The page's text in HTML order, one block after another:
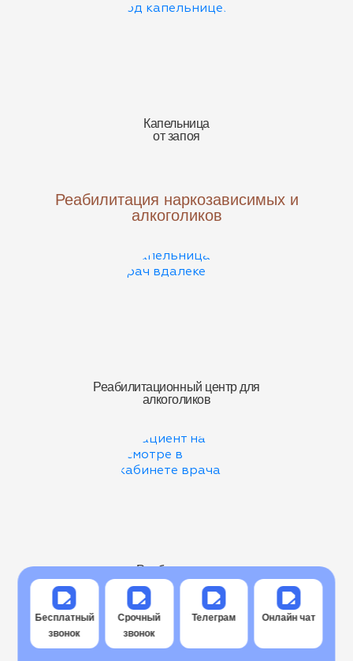
Капельница
от запоя
Реабилитация наркозависимых и
алкоголиков
Реабилитационный центр для
алкоголиков
Реабилитация
алкоголиков
Бесплатный
звонок
Срочный
звонок
Телеграм Онлайн чат